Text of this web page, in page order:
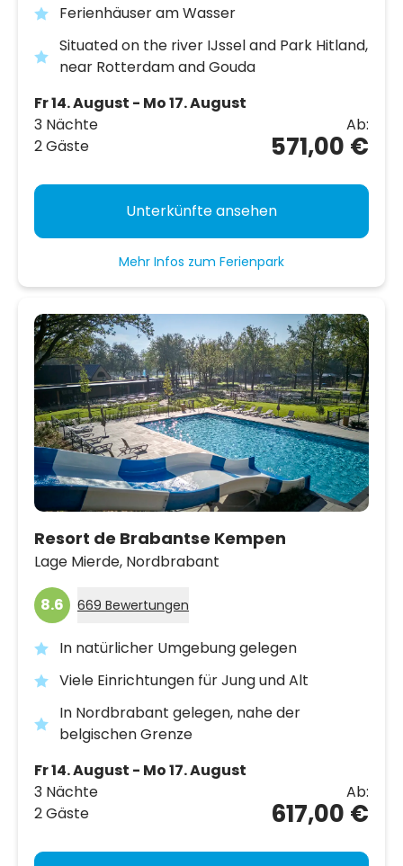
Ferienhäuser am Wasser
Situated on the river IJssel and Park Hitland,
near Rotterdam and Gouda
Fr 14. August - Mo 17. August
3 Nächte
2 Gäste
Ab:
571,00 €
Unterkünfte ansehen
Mehr Infos zum Ferienpark
Resort de Brabantse Kempen
Lage Mierde, Nordbrabant
8.6 669 Bewertungen
In natürlicher Umgebung gelegen
Viele Einrichtungen für Jung und Alt
In Nordbrabant gelegen, nahe der
belgischen Grenze
Fr 14. August - Mo 17. August
3 Nächte
2 Gäste
Ab:
617,00 €